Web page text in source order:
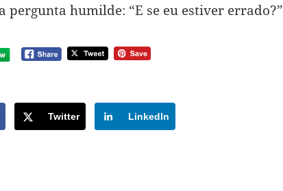
pergunta humilde: “E se eu estiver errado?”
Twitter LinkedIn